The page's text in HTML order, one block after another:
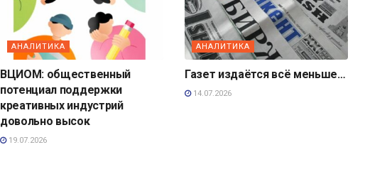
АНАЛИТИКА
ВЦИОМ: общественный
потенциал поддержки
креативных индустрий
довольно высок
19.07.2026
АНАЛИТИКА
Газет издаётся всё меньше…
14.07.2026